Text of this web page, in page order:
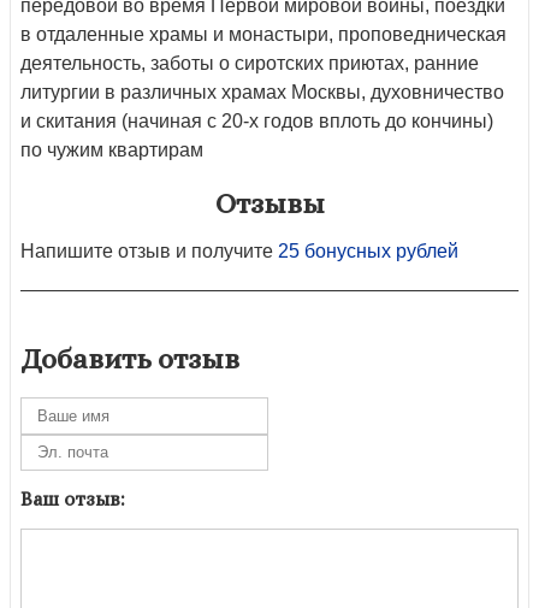
передовой во время Первой мировой войны, поездки
в отдаленные храмы и монастыри, проповедническая
деятельность, заботы о сиротских приютах, ранние
литургии в различных храмах Москвы, духовничество
и скитания (начиная с 20-х годов вплоть до кончины)
по чужим квартирам
Отзывы
Напишите отзыв и получите 25 бонусных рублей
Добавить отзыв
Ваш отзыв: